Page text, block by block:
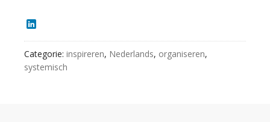
Categorie: inspireren, Nederlands, organiseren,
systemisch